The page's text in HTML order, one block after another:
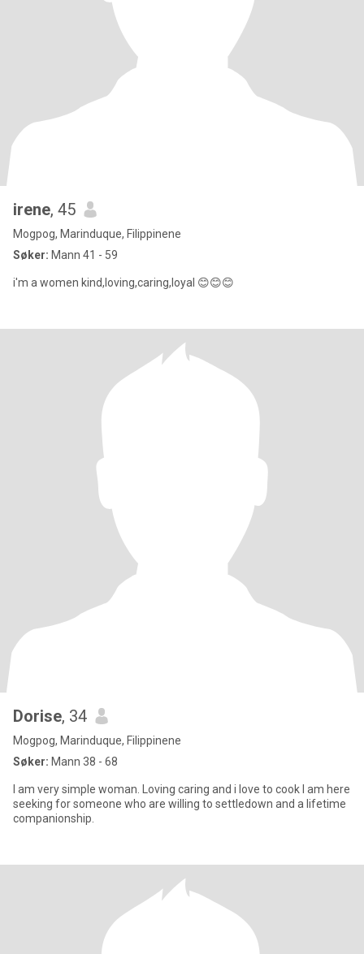
irene, 45
Mogpog, Marinduque, Filippinene
Søker: Mann 41 - 59
i'm a women kind,loving,caring,loyal 😊😊😊
Dorise, 34
Mogpog, Marinduque, Filippinene
Søker: Mann 38 - 68
I am very simple woman. Loving caring and i love to cook l am here
seeking for someone who are willing to settledown and a lifetime
companionship.